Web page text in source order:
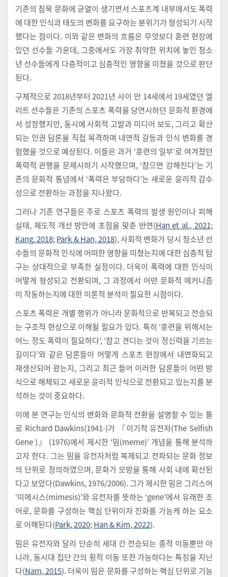
기존의 침묵 문화에 균열이 생기면서 스포츠계 내부에서도 폭력
에 대한 인식과 태도의 변화를 요구하는 분위기가 형성되기 시작
했다는 점이다. 이와 같은 변화의 흐름은 무엇보다 훈련 현장에
있던 선수들 가운데, 그중에서도 가장 취약한 위치에 놓인 청소
년 선수들에게 다층적이고 심층적인 영향을 미쳤을 것으로 판단
된다.
구체적으로 2018년부터 2021년 사이 만 14세에서 19세였던 엘
리트 선수들은 기존의 스포츠 폭력을 당연시하던 문화적 환경에
서 성장했지만, 동시에 사회적 고발과 미디어 보도, 그리고 확산
되는 인권 담론을 직접 목격하며 내면적 갈등과 인식 변화를 경
험했을 것으로 예상된다. 이들은 과거 ‘훈련의 일부’로 여겨졌던
폭력적 관행을 문제시하기 시작했으며, ‘참으면 강해진다’는 기
존의 문화적 통념에서 ‘폭력은 부당하다’는 새로운 윤리적 감수
성으로 전환하는 과정을 지나왔다.
그러나 기존 연구들은 주로 스포츠 폭력의 발생 원인이나 피해
실태, 제도적 개선 방안에 초점을 맞춘 반면(Han et al., 2021;
Kang, 2018;Park & Han, 2018), 사회적 변화가 당시 청소년 선
수들의 문화적 인식에 어떠한 영향을 미쳤는지에 대한 심층적 탐
구는 상대적으로 부족한 실정이다. 더욱이 폭력에 대한 인식이
어떻게 형성되고 전환되며, 그 과정에서 어떤 문화적 메커니즘
이 작동하는지에 대한 이론적 분석이 필요한 시점이다.
스포츠 폭력은 개별 행위가 아니라 문화적으로 반복되고 전승되
는 구조적 현상으로 이해될 필요가 있다. 특히 ‘훈련을 위해서는
어느 정도 폭력이 필요하다’, ‘참고 견디는 것이 정신력을 기르는
길이다’와 같은 담론들이 어떻게 스포츠 현장에서 내면화되고
재생산되어 왔는지, 그리고 최근 들어 이러한 담론들이 어떤 방
식으로 해체되고 새로운 윤리적 인식으로 전환되고 있는지를 분
석하는 것이 중요하다.
이에 본 연구는 인식의 변화와 문화적 전환을 설명할 수 있는 틀
로 Richard Dawkins(1941-)가 『이기적 유전자(The Selfish
Gene )』 (1976)에서 제시한 ‘밈(meme)’ 개념을 통해 분석하
고자 한다. 그는 밈을 유전자처럼 복제되고 전파되는 문화 정보
의 단위로 정의하였으며, 문화가 모방을 통해 사회 내에 확산된
다고 보았다(Dawkins, 1976/2006). 그가 제시한 밈은 그리스어
‘미메시스(mimesis)’와 유전자를 뜻하는 ‘gene’에서 유래한 조
어로, 문화를 구성하는 핵심 단위이자 진화를 가능케 하는 요소
로 이해된다(Park, 2020;Han & Kim, 2022).
밈은 유전자와 달리 단순히 세대 간 전승되는 종적 이동뿐만 아
니라, 동시대 집단 간의 횡적 이동 또한 가능하다는 특징을 지닌
다(Nam, 2015). 더욱이 밈은 문화를 구성하는 핵심 단위로 기능